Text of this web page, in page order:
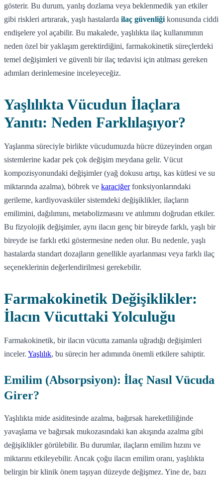
gösterir. Bu durum, yanlış dozlama veya beklenmedik yan etkiler
gibi riskleri artırarak, yaşlı hastalarda ilaç güvenliği konusunda ciddi
endişelere yol açabilir. Bu makalede, yaşlılıkta ilaç kullanımının
neden özel bir yaklaşım gerektirdiğini, farmakokinetik süreçlerdeki
temel değişimleri ve güvenli bir ilaç tedavisi için atılması gereken
adımları derinlemesine inceleyeceğiz.
Yaşlılıkta Vücudun İlaçlara
Yanıtı: Neden Farklılaşıyor?
Yaşlanma süreciyle birlikte vücudumuzda hücre düzeyinden organ
sistemlerine kadar pek çok değişim meydana gelir. Vücut
kompozisyonundaki değişimler (yağ dokusu artışı, kas kütlesi ve su
miktarında azalma), böbrek ve karaciğerfonksiyonlarındaki
gerileme, kardiyovasküler sistemdeki değişiklikler, ilaçların
emilimini, dağılımını, metabolizmasını ve atılımını doğrudan etkiler.
Bu fizyolojik değişimler, aynı ilacın genç bir bireyde farklı, yaşlı bir
bireyde ise farklı etki göstermesine neden olur. Bu nedenle, yaşlı
hastalarda standart dozajların genellikle ayarlanması veya farklı ilaç
seçeneklerinin değerlendirilmesi gerekebilir.
Farmakokinetik Değişiklikler:
İlacın Vücuttaki Yolculuğu
Farmakokinetik, bir ilacın vücutta zamanla uğradığı değişimleri
inceler. Yaşlılık, bu sürecin her adımında önemli etkilere sahiptir.
Emilim (Absorpsiyon): İlaç Nasıl Vücuda
Girer?
Yaşlılıkta mide asiditesinde azalma, bağırsak hareketliliğinde
yavaşlama ve bağırsak mukozasındaki kan akışında azalma gibi
değişiklikler görülebilir. Bu durumlar, ilaçların emilim hızını ve
miktarını etkileyebilir. Ancak çoğu ilacın emilim oranı, yaşlılıkta
belirgin bir klinik önem taşıyan düzeyde değişmez. Yine de, bazı